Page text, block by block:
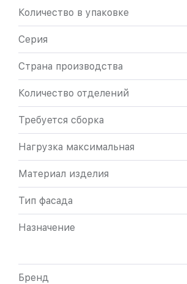
Количество в упаковке
Серия
Страна производства
Количество отделений
Требуется сборка
Нагрузка максимальная
Материал изделия
Тип фасада
Назначение
Бренд